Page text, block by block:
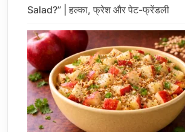
Salad?” | हल्का, फ्रेश और पेट-फ्रेंडली